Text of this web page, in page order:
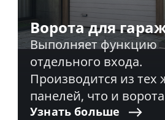
Ворота для
Выполняет функцию
отдельного входа.
Производится из тех
панелей, что и
Узнать больше